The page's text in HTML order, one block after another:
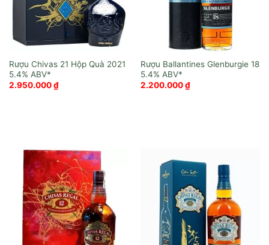
Rượu Chivas 21 Hộp Quà 2021
2.950.000₫
Rượu Ballantines Glenburgie 18
2.200.000₫